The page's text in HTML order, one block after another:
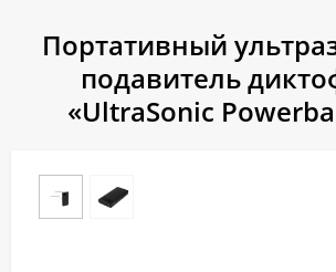
Портативный
подавитель
«UltraSonic